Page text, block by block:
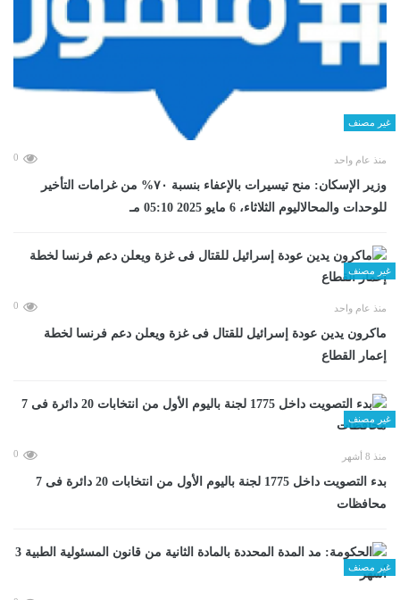
غير مصنف
منذ عام واحد 0
وزير الإسكان: منح تيسيرات بالإعفاء بنسبة ٧٠% من غرامات التأخير
للوحدات والمحالاليوم الثلاثاء، 6 مايو 2025 05:10 مـ
غير مصنف
منذ عام واحد 0
ماكرون يدين عودة إسرائيل للقتال فى غزة ويعلن دعم فرنسا لخطة
إعمار القطاع
غير مصنف
منذ 8 أشهر 0
بدء التصويت داخل 1775 لجنة باليوم الأول من انتخابات 20 دائرة فى 7
محافظات
غير مصنف